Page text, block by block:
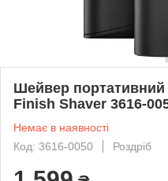
Шейвер портативний
Finish Shaver 3616-
Немає в наявності
Код: 3616-0050
Роздріб